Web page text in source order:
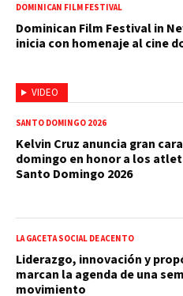
VIDEO
DOMINICAN FILM FESTIVAL
Dominican Film Festival in
inicia con homenaje al cine
SANTO DOMINGO 2026
Kelvin Cruz anuncia gran
domingo en honor a los
Santo Domingo 2026
LA GACETA SOCIAL DE ACENTO
Liderazgo, innovación y
marcan la agenda de una
movimiento